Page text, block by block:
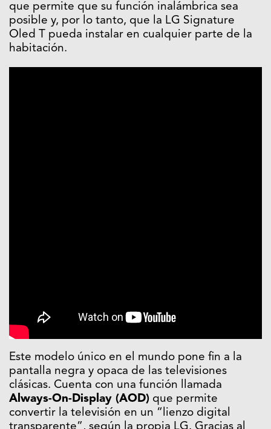
que permite que su función inalámbrica sea
posible y, por lo tanto, que la LG Signature
Oled T pueda instalar en cualquier parte de la
habitación.
Este modelo único en el mundo pone fin a la
pantalla negra y opaca de las televisiones
clásicas. Cuenta con una función llamada
Always-On-Display (AOD) que permite
convertir la televisión en un “lienzo digital